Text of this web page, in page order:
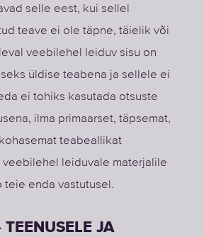
selle eest, kui sellel
teave ei ole täpne, täielik või
veebilehel leiduv sisu on
üldise teabena ja sellele ei
ei tohiks kasutada otsuste
ilma primaarset, täpsemat,
teabeallikat
veebilehel leiduvale materjalile
enda vastutusel.
TEENUSELE JA